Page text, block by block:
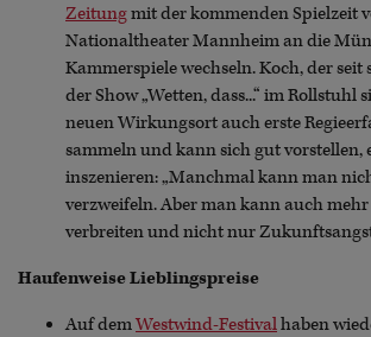
Zeitungmit der kommenden Spielzeit
Nationaltheater Mannheim an die
Kammerspiele wechseln. Koch, der
der Show „Wetten, dass...“ im Rollstuhl
neuen Wirkungsort auch erste
sammeln und kann sich gut vorstellen,
inszenieren: „Manchmal kann man
verzweifeln. Aber man kann auch
verbreiten und nicht nur
Haufenweise Lieblingspreise
Auf demWestwind-Festivalhaben